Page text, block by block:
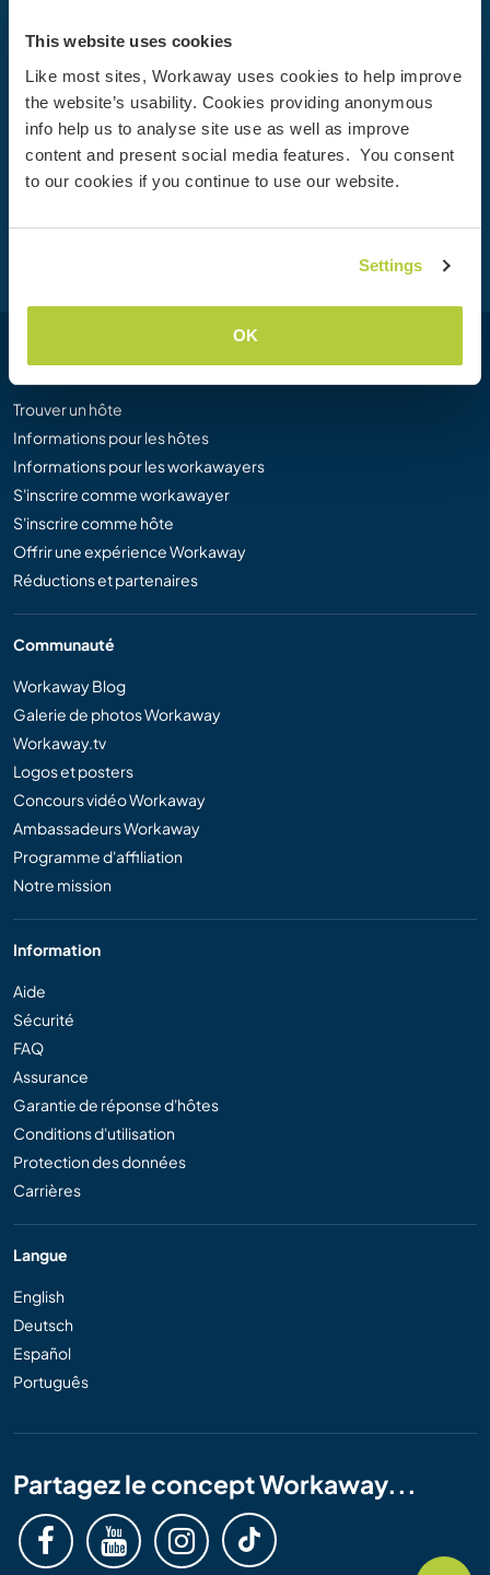
This website uses cookies
Like most sites, Workaway uses cookies to help improve
the website’s usability. Cookies providing anonymous
info help us to analyse site use as well as improve
content and present social media features. You consent
to our cookies if you continue to use our website.
Settings
OK
aujourd’hui
Rejoignez dès aujourd’hui la communauté Workaway et
vivez des expériences de voyage uniques, avec plus de 50
000 opportunités aux quatre coins du monde.
Inscription
Workaway
Trouver un hôte
Informations pour les hôtes
Informations pour les workawayers
S'inscrire comme workawayer
S'inscrire comme hôte
Offrir une expérience Workaway
Réductions et partenaires
Communauté
Workaway Blog
Galerie de photos Workaway
Workaway.tv
Logos et posters
Concours vidéo Workaway
Ambassadeurs Workaway
Programme d'affiliation
Notre mission
Information
Aide
Sécurité
FAQ
Assurance
Garantie de réponse d'hôtes
Conditions d'utilisation
Protection des données
Carrières
Langue
English
Deutsch
Español
Português
Partagez le concept Workaway...